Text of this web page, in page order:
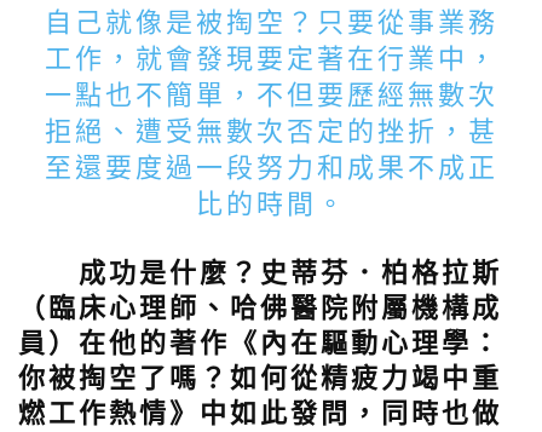
自己就像是被掏空？只要從事業務
工作，就會發現要定著在行業中，
一點也不簡單，不但要歷經無數次
拒絕、遭受無數次否定的挫折，甚
至還要度過一段努力和成果不成正
比的時間。
成功是什麼？史蒂芬．柏格拉斯
（臨床心理師、哈佛醫院附屬機構成
員）在他的著作《內在驅動心理學：
你被掏空了嗎？如何從精疲力竭中重
燃工作熱情》中如此發問，同時也做